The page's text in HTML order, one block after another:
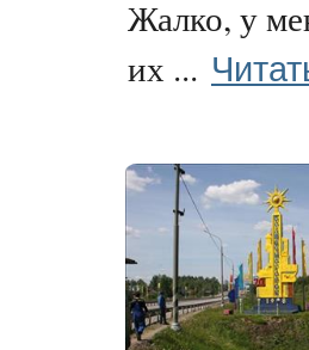
Жалко, у
их ...